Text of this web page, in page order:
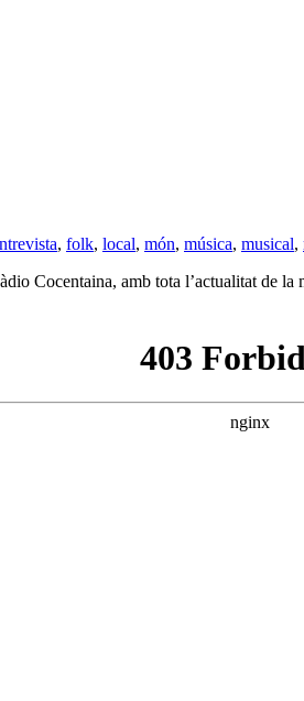
, folk, local, món, música, musical,
Cocentaina, amb tota l’actualitat de